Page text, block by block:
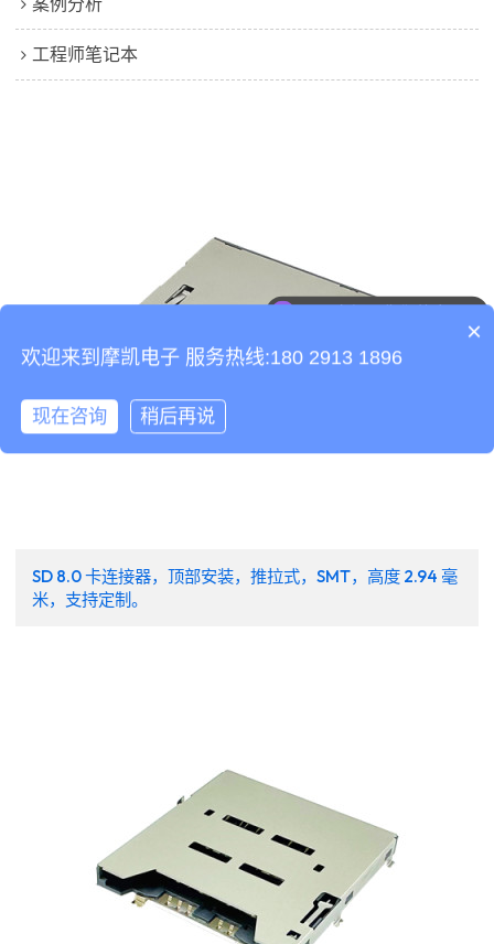
工程师笔记本
SD 8.0 卡连接器，顶部安装，推拉式，SMT，高度 2.94 毫
米，支持定制。
×
欢迎来到摩凯电子 服务热线:180 2913 1896
现在咨询 稍后再说